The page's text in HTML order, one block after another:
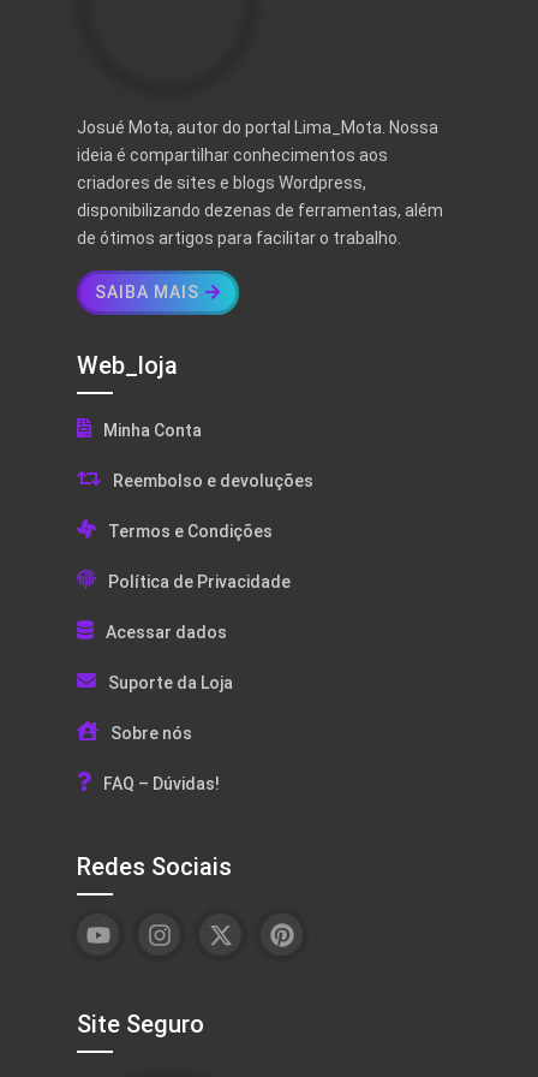
Josué Mota, autor do portal Lima_Mota. Nossa
ideia é compartilhar conhecimentos aos
criadores de sites e blogs Wordpress,
disponibilizando dezenas de ferramentas, além
de ótimos artigos para facilitar o trabalho.
SAIBA MAIS
Web_loja
Minha Conta
Reembolso e devoluções
Termos e Condições
Política de Privacidade
Acessar dados
Suporte da Loja
Sobre nós
FAQ – Dúvidas!
Redes Sociais
Site Seguro